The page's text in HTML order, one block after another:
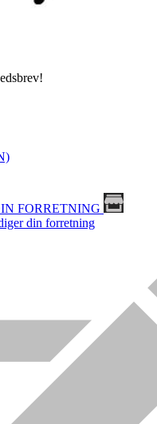
FORRETNING
din forretning